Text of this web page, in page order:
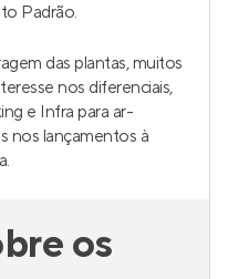
Padrão.
das plantas, muitos
nos diferenciais,
e Infra para ar-
nos lançamentos à
os